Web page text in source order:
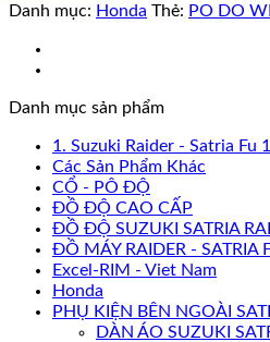
Danh mục: Honda Thẻ: PO DO
Danh mục sản phẩm
1. Suzuki Raider - Satria Fu
Các Sản Phẩm Khác
CỔ - PÔ ĐỘ
ĐỒ ĐỘ CAO CẤP
ĐỒ ĐỘ SUZUKI SATRIA
ĐỒ MÁY RAIDER - SATRIA
Excel-RIM - Viet Nam
Honda
PHỤ KIỆN BÊN NGOÀI
DÀN ÁO SUZUKI